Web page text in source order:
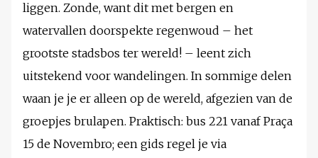
liggen. Zonde, want dit met bergen en
watervallen doorspekte regenwoud – het
grootste stadsbos ter wereld! – leent zich
uitstekend voor wandelingen. In sommige delen
waan je je er alleen op de wereld, afgezien van de
groepjes brulapen. Praktisch: bus 221 vanaf Praça
15 de Novembro; een gids regel je via